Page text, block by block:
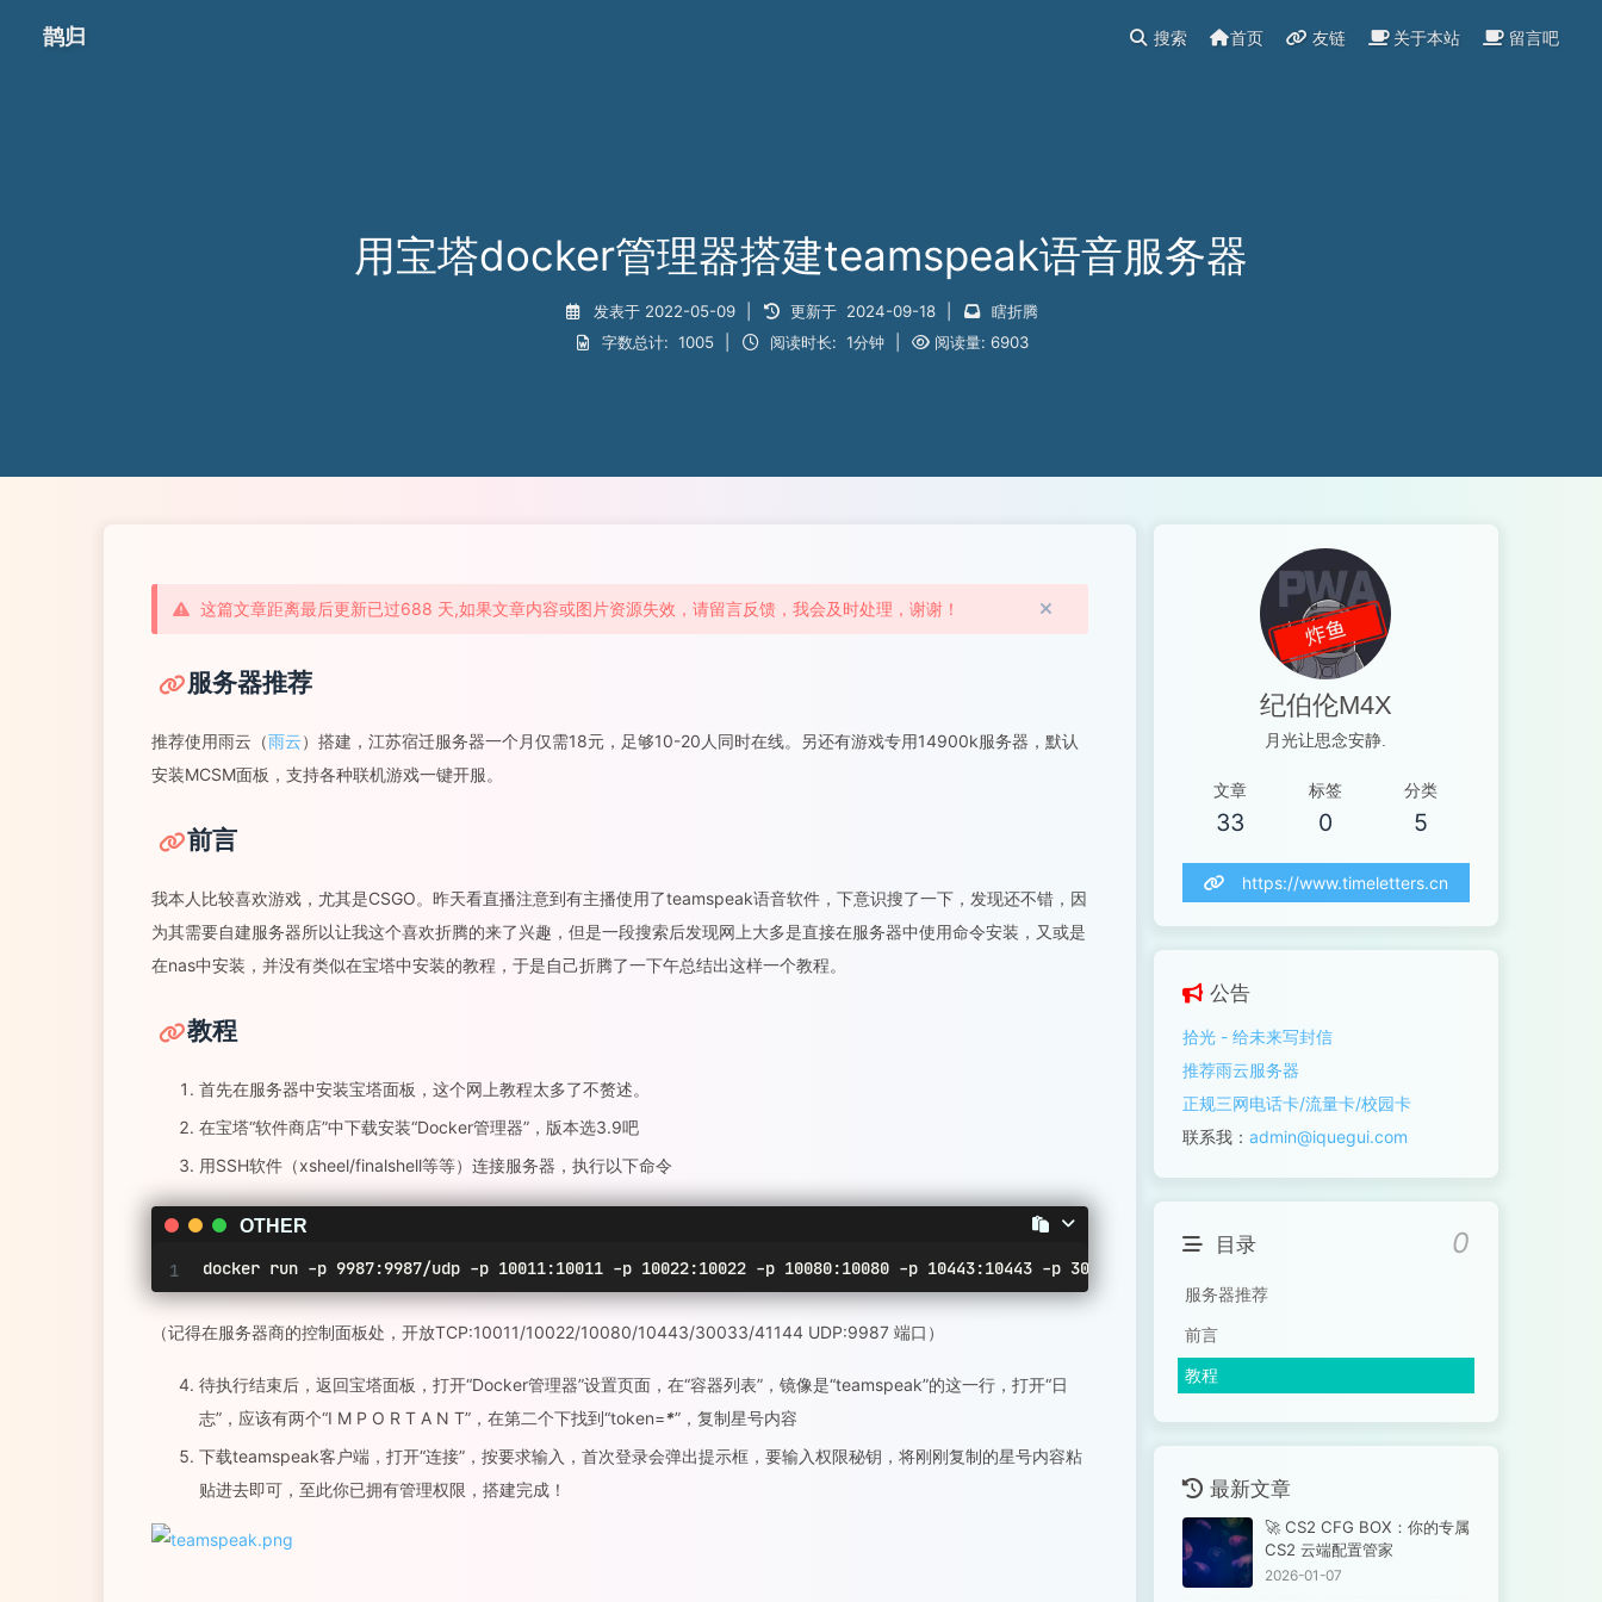
用宝塔docker管理器搭建teamspeak语音服务器
发表于 2022-05-09 更新于 2024-09-18
瞎折腾
字数总计: 1005 阅读时长: 1分钟 阅读量: 6903
鹊归 搜索 首页 友链 关于本站 留言吧
这篇文章距离最后更新已过688 天,如果文章内容或图片资源失效，请留言反馈，我会及时处理，谢谢！
服务器推荐
推荐使用雨云（雨云）搭建，江苏宿迁服务器一个月仅需18元，足够10-20人同时在线。另还有游戏专用14900k服务器，默认
安装MCSM面板，支持各种联机游戏一键开服。
前言
我本人比较喜欢游戏，尤其是CSGO。昨天看直播注意到有主播使用了teamspeak语音软件，下意识搜了一下，发现还不错，因
为其需要自建服务器所以让我这个喜欢折腾的来了兴趣，但是一段搜索后发现网上大多是直接在服务器中使用命令安装，又或是
在nas中安装，并没有类似在宝塔中安装的教程，于是自己折腾了一下午总结出这样一个教程。
教程
首先在服务器中安装宝塔面板，这个网上教程太多了不赘述。
在宝塔“软件商店”中下载安装“Docker管理器”，版本选3.9吧
用SSH软件（xsheel/finalshell等等）连接服务器，执行以下命令
docker run -p 9987:9987/udp -p 10011:10011 -p 10022:10022 -p 10080:10080 -p 10443:10443 -p 30033:30033 -p 41144:41144 -e TS3SERVER_LICENSE=accept
OTHER
（记得在服务器商的控制面板处，开放TCP:10011/10022/10080/10443/30033/41144 UDP:9987 端口）
待执行结束后，返回宝塔面板，打开“Docker管理器”设置页面，在“容器列表”，镜像是“teamspeak”的这一行，打开“日
志”，应该有两个“I M P O R T A N T”，在第二个下找到“token=*”，复制星号内容
下载teamspeak客户端，打开“连接”，按要求输入，首次登录会弹出提示框，要输入权限秘钥，将刚刚复制的星号内容粘
贴进去即可，至此你已拥有管理权限，搭建完成！
纪伯伦M4X
月光让思念安静.
文章
33
标签
0
分类
5
https://www.timeletters.cn
公告
拾光 - 给未来写封信
推荐雨云服务器
正规三网电话卡/流量卡/校园卡
联系我： admin@iquegui.com
目录 0
服务器推荐
前言
教程
最新文章
🚀 CS2 CFG BOX：你的专属
CS2 云端配置管家
2026-01-07